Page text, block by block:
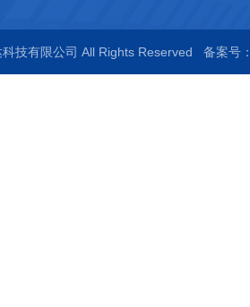
技有限公司 All Rights Reserved 备案号